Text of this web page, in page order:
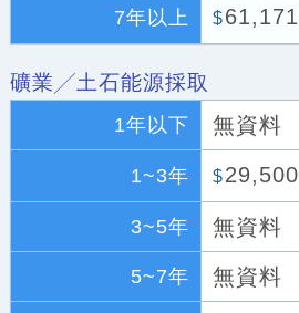
7年以上 $61,171
礦業╱土石能源採取
1年以下 無資料
1~3年 $29,500
3~5年 無資料
5~7年 無資料